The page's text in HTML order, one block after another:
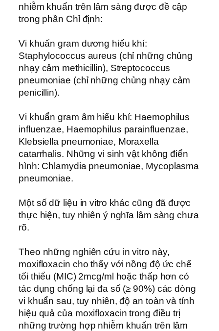
nhiễm khuẩn trên lâm sàng được đề cập
trong phần Chỉ định:
Vi khuẩn gram dương hiếu khí:
Staphylococcus aureus (chỉ những chủng
nhạy cảm methicillin), Streptococcus
pneumoniae (chỉ những chủng nhạy cảm
penicillin).
Vi khuẩn gram âm hiếu khí: Haemophilus
influenzae, Haemophilus parainfluenzae,
Klebsiella pneumoniae, Moraxella
catarrhalis. Những vi sinh vật không điển
hình: Chlamydia pneumoniae, Mycoplasma
pneumoniae.
Một số dữ liệu in vitro khác cũng đã được
thực hiện, tuy nhiên ý nghĩa lâm sàng chưa
rõ.
Theo những nghiên cứu in vitro này,
moxifloxacin cho thấy với nồng độ ức chế
tối thiểu (MIC) 2mcg/ml hoặc thấp hơn có
tác dụng chống lại đa số (≥ 90%) các dòng
vi khuẩn sau, tuy nhiên, độ an toàn và tính
hiệu quả của moxifloxacin trong điều trị
những trường hợp nhiễm khuẩn trên lâm